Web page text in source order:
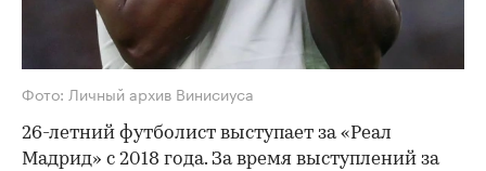
Фото: Личный архив Винисиуса
26-летний футболист выступает за «Реал
Мадрид» с 2018 года. За время выступлений за